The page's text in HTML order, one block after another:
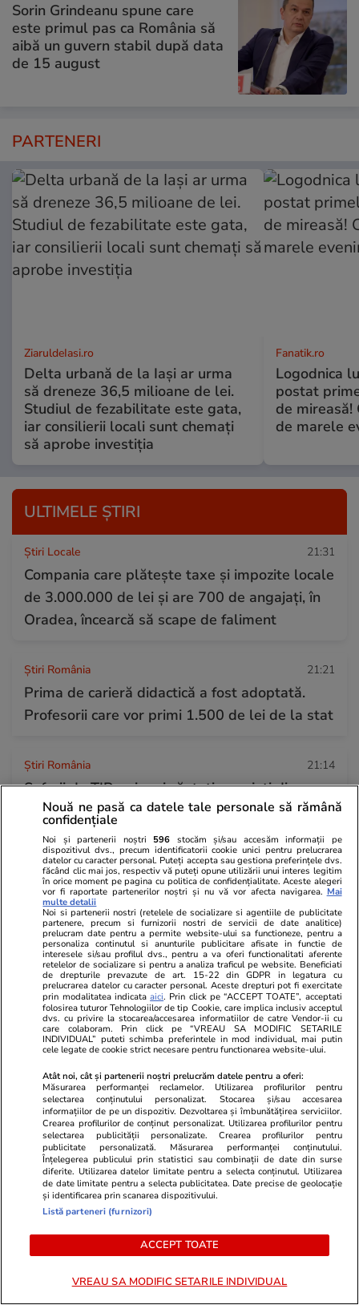
Sorin Grindeanu spune care
este primul pas ca România să
aibă un guvern stabil după data
de 15 august
PARTENERI
ZiaruldeIasi.ro
Delta urbană de la Iași ar urma
să dreneze 36,5 milioane de lei.
Studiul de fezabilitate este gata,
iar consilierii locali sunt chemați
să aprobe investiția
Fanatik.ro
Logodnica
postat
de
de marele
ULTIMELE ȘTIRI
Știri Locale 21:31
Compania care plătește taxe și impozite locale
de 3.000.000 de lei și are 700 de angajați, în
Oradea, încearcă să scape de faliment
Știri România 21:21
Prima de carieră didactică a fost adoptată.
Profesorii care vor primi 1.500 de lei de la stat
Știri România 21:14
Șoferii de TIR, cei mai căutați angajați din
România. Peste 29.000 de posturi sunt libere
în toată țara
Știri Externe 20:57
Bursa a pierdut 2.000 de miliarde de dolari în
doar 40 de zile, în Coreea de Sud. Guvernul
intervine de urgență
Citește mai multe
TRENDING
Ştiri 17:24
Diana Buzoianu acuză că încearcă în zadar să
intre în audiență la procuroarea generală a
României: „Am rămas șocată!”
Știri Externe
Ultima noapte a prințului saudit găsit mort
într-un hotel de lux din Londra: autopsia a
dezvăluit cauza morții
Nouă ne pasă ca datele tale personale să rămână
confidențiale
Noi și partenerii noștri 596 stocăm și/sau accesăm informații pe
dispozitivul dvs., precum identificatorii cookie unici pentru prelucrarea
datelor cu caracter personal. Puteți accepta sau gestiona preferințele dvs.
făcând clic mai jos, respectiv vă puteți opune utilizării unui interes legitim
în orice moment pe pagina cu politica de confidențialitate. Aceste alegeri
vor fi raportate partenerilor noștri și nu vă vor afecta navigarea. Mai
multe detalii
Noi si partenerii nostri (retelele de socializare si agentiile de publicitate
partenere, precum si furnizorii nostri de servicii de date analitice)
prelucram date pentru a permite website-ului sa functioneze, pentru a
personaliza continutul si anunturile publicitare afisate in functie de
interesele si/sau profilul dvs., pentru a va oferi functionalitati aferente
retelelor de socializare si pentru a analiza traficul pe website. Beneficiati
de drepturile prevazute de art. 15-22 din GDPR in legatura cu
prelucrarea datelor cu caracter personal. Aceste drepturi pot fi exercitate
prin modalitatea indicataaici. Prin click pe “ACCEPT TOATE”, acceptati
folosirea tuturor Tehnologiilor de tip Cookie, care implica inclusiv acceptul
dvs. cu privire la stocarea/accesarea informatiilor de catre Vendor-ii cu
care colaboram. Prin click pe “VREAU SA MODIFIC SETARILE
INDIVIDUAL” puteti schimba preferintele in mod individual, mai putin
cele legate de cookie strict necesare pentru functionarea website-ului.
Atât noi, cât și partenerii noștri prelucrăm datele pentru a oferi:
Măsurarea performanței reclamelor. Utilizarea profilurilor pentru
selectarea conținutului personalizat. Stocarea și/sau accesarea
informațiilor de pe un dispozitiv. Dezvoltarea și îmbunătățirea serviciilor.
Crearea profilurilor de conținut personalizat. Utilizarea profilurilor pentru
selectarea publicității personalizate. Crearea profilurilor pentru
publicitate personalizată. Măsurarea performanței conținutului.
Înțelegerea publicului prin statistici sau combinații de date din surse
diferite. Utilizarea datelor limitate pentru a selecta conținutul. Utilizarea
de date limitate pentru a selecta publicitatea. Date precise de geolocație
și identificarea prin scanarea dispozitivului.
Listă parteneri (furnizori)
ACCEPT TOATE
VREAU SA MODIFIC SETARILE INDIVIDUAL